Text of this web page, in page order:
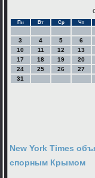
Пн Вт Ср Чт
3
4 5 6
10
11 12 13
17
18 19 20
24
25 26 27
31
New York Times
спорным Крымом